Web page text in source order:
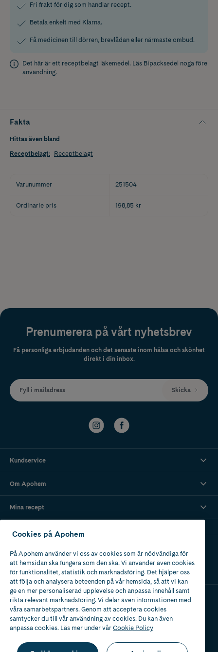
Fri frakt för dig som handlar recept.
Betala enkelt med Klarna.
Få medicinen till dörren, brevlådan eller närmaste ombud.
Det här är ett receptbelagt läkemedel. Läs Bipacksedel noga före
användning.
Fakta
Hittas även bland
Receptbelagt: Receptbelagt
Varunummer 251504
Ordinarie pris 198,85 kr
Prenumerera på vårt nyhetsbrev
Få personliga erbjudanden och det senaste inom hälsa och skönhet
direkt i din inbox.
Fyll i mailadress Skicka
Kundservice
Om Apohem
Mina recept
Apotek med tillstånd
av Läkemedelsverket
Cookies på Apohem
På Apohem använder vi oss av cookies som är nödvändiga för
att hemsidan ska fungera som den ska. Vi använder även cookies
för funktionalitet, statistik och marknadsföring. Det hjälper oss
att följa och analysera beteenden på vår hemsida, så att vi kan
ge en mer personaliserad upplevelse och anpassa innehåll samt
rikta relevant marknadsföring. Vi delar även informationen med
våra samarbetspartners. Genom att acceptera cookies
samtycker du till vår användning av cookies. Du kan även
anpassa cookies. Läs mer under vårCookie Policy